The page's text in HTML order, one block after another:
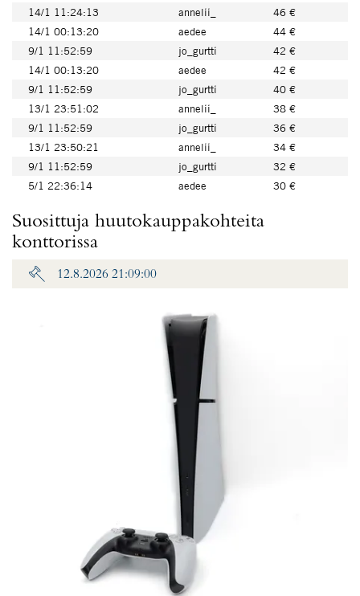
14/1 11:24:13
annelii_
46 €
14/1 00:13:20
aedee
44 €
9/1 11:52:59
jo_gurtti
42 €
14/1 00:13:20
aedee
42 €
9/1 11:52:59
jo_gurtti
40 €
13/1 23:51:02
annelii_
38 €
9/1 11:52:59
jo_gurtti
36 €
13/1 23:50:21
annelii_
34 €
9/1 11:52:59
jo_gurtti
32 €
5/1 22:36:14
aedee 30 €
Suosittuja huutokauppakohteita
konttorissa
12.8.2026 21:09:00